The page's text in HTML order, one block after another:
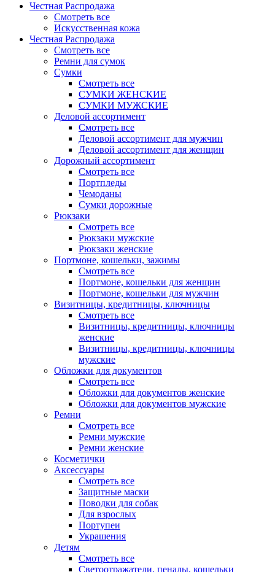
Честная Распродажа
Смотреть все
Искусственная кожа
Честная Распродажа
Смотреть все
Ремни для сумок
Сумки
Смотреть все
СУМКИ ЖЕНСКИЕ
СУМКИ МУЖСКИЕ
Деловой ассортимент
Смотреть все
Деловой ассортимент для мужчин
Деловой ассортимент для женщин
Дорожный ассортимент
Смотреть все
Портпледы
Чемоданы
Сумки дорожные
Рюкзаки
Смотреть все
Рюкзаки мужские
Рюкзаки женские
Портмоне, кошельки, зажимы
Смотреть все
Портмоне, кошельки для женщин
Портмоне, кошельки для мужчин
Визитницы, кредитницы, ключницы
Смотреть все
Визитницы, кредитницы, ключницы
женские
Визитницы, кредитницы, ключницы
мужские
Обложки для документов
Смотреть все
Обложки для документов женские
Обложки для документов мужские
Ремни
Смотреть все
Ремни мужские
Ремни женские
Косметички
Аксессуары
Смотреть все
Защитные маски
Поводки для собак
Для взрослых
Портупеи
Украшения
Детям
Смотреть все
Светоотражатели, пеналы, кошельки